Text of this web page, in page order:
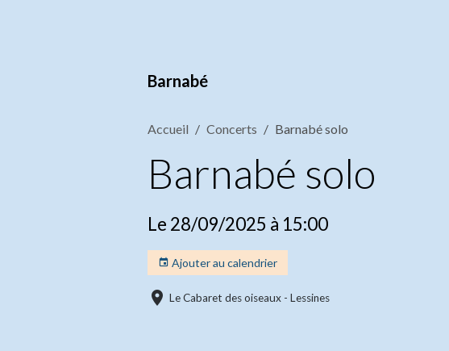
Barnabé
Accueil Concerts Barnabé solo
Barnabé solo
Le 28/09/2025 à 15:00
Ajouter au calendrier
Le Cabaret des oiseaux - Lessines